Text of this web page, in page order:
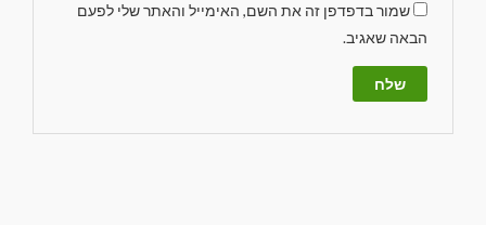
שמור בדפדפן זה את השם, האימייל והאתר שלי לפעם
הבאה שאגיב.